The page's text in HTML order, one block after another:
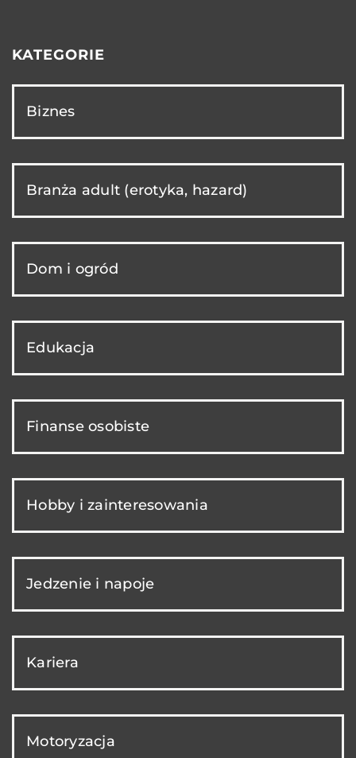
KATEGORIE
Biznes
Branża adult (erotyka, hazard)
Dom i ogród
Edukacja
Finanse osobiste
Hobby i zainteresowania
Jedzenie i napoje
Kariera
Motoryzacja